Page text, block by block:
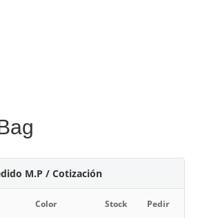
M.P / Cotización
Color Stock Pedir